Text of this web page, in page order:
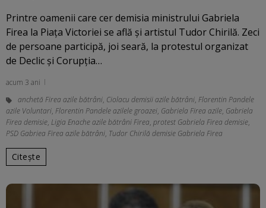
Printre oamenii care cer demisia ministrului Gabriela
Firea la Piaţa Victoriei se află şi artistul Tudor Chirilă. Zeci
de persoane participă, joi seară, la protestul organizat
de Declic şi Corupţia…
acum 3 ani
anchetă Firea azile bătrâni, Ciolacu demisii azile bătrâni, Florentin Pandele
azile Voluntari, Florentin Pandele azilele groazei, Gabriela Firea azile, Gabriela
Firea demisie, Ligia Enache azile bătrâni Firea, protest Gabriela Firea demisie,
PSD Gabriea Firea azile bătrâni, Tudor Chirilă demisie Gabriela Firea
Citește